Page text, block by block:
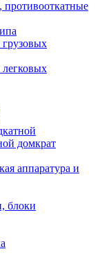
противооткатные
домкрат
аппаратура и
блоки